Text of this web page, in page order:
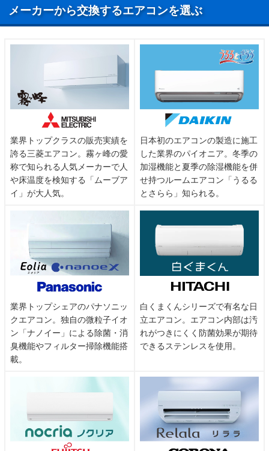
タ行
町、築山町、鶴見町、天神町、天王町、道場山町、
鳥追町
縄手町、錦町、西浜町、西山町、日進町、二本木
町、野銭町、野田町
ハ行
羽根町、浜尾町、浜田町、浜寺町、浜町、半崎町、
東浦町、東山町、平山町、広見町、吹上町、福清水
町、伏見町、札木町、舟江町、踏分町、古川町、平
七町、平和町、堀方町、本郷町
マ行
前浜町、松江町、松原町、松本町、丸山町、見合
町、岬町、緑町、港本町、三宅町、宮後町、宮町、
桃山町
ヤ行
屋敷町、矢縄町、山神町、山下町、弥生町、用久
流作町、六軒町
ワ行 若松町、若水町、若宮町、鷲塚町、鷲林町
メーカーから交換するエアコンを選ぶ
業界トップクラスの販売実績を
誇る三菱エアコン。霧ヶ峰の愛
称で知られる人気メーカーで人
や床温度を検知する「ムーブア
イ」が大人気。
日本初のエアコンの製造に施工
した業界のパイオニア。冬季の
加湿機能と夏季の除湿機能を併
せ持つルームエアコン「うるる
とさらら」知られる。
業界トップシェアのパナソニッ
クエアコン。独自の微粒子イオ
ン「ナノイー」による除菌・消
臭機能やフィルター掃除機能搭
載。
白くまくんシリーズで有名な日
立エアコン。エアコン内部は汚
れがつきにくく防菌効果が期待
できるステンレスを使用。